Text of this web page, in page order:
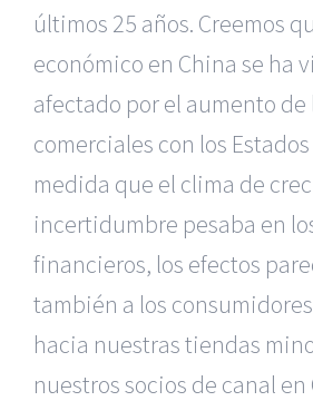
últimos 25 años. Creemos
económico en China se ha
afectado por el aumento de
comerciales con los
medida que el clima de
incertidumbre pesaba en
financieros, los efectos
también a los
hacia nuestras tiendas
nuestros socios de canal en